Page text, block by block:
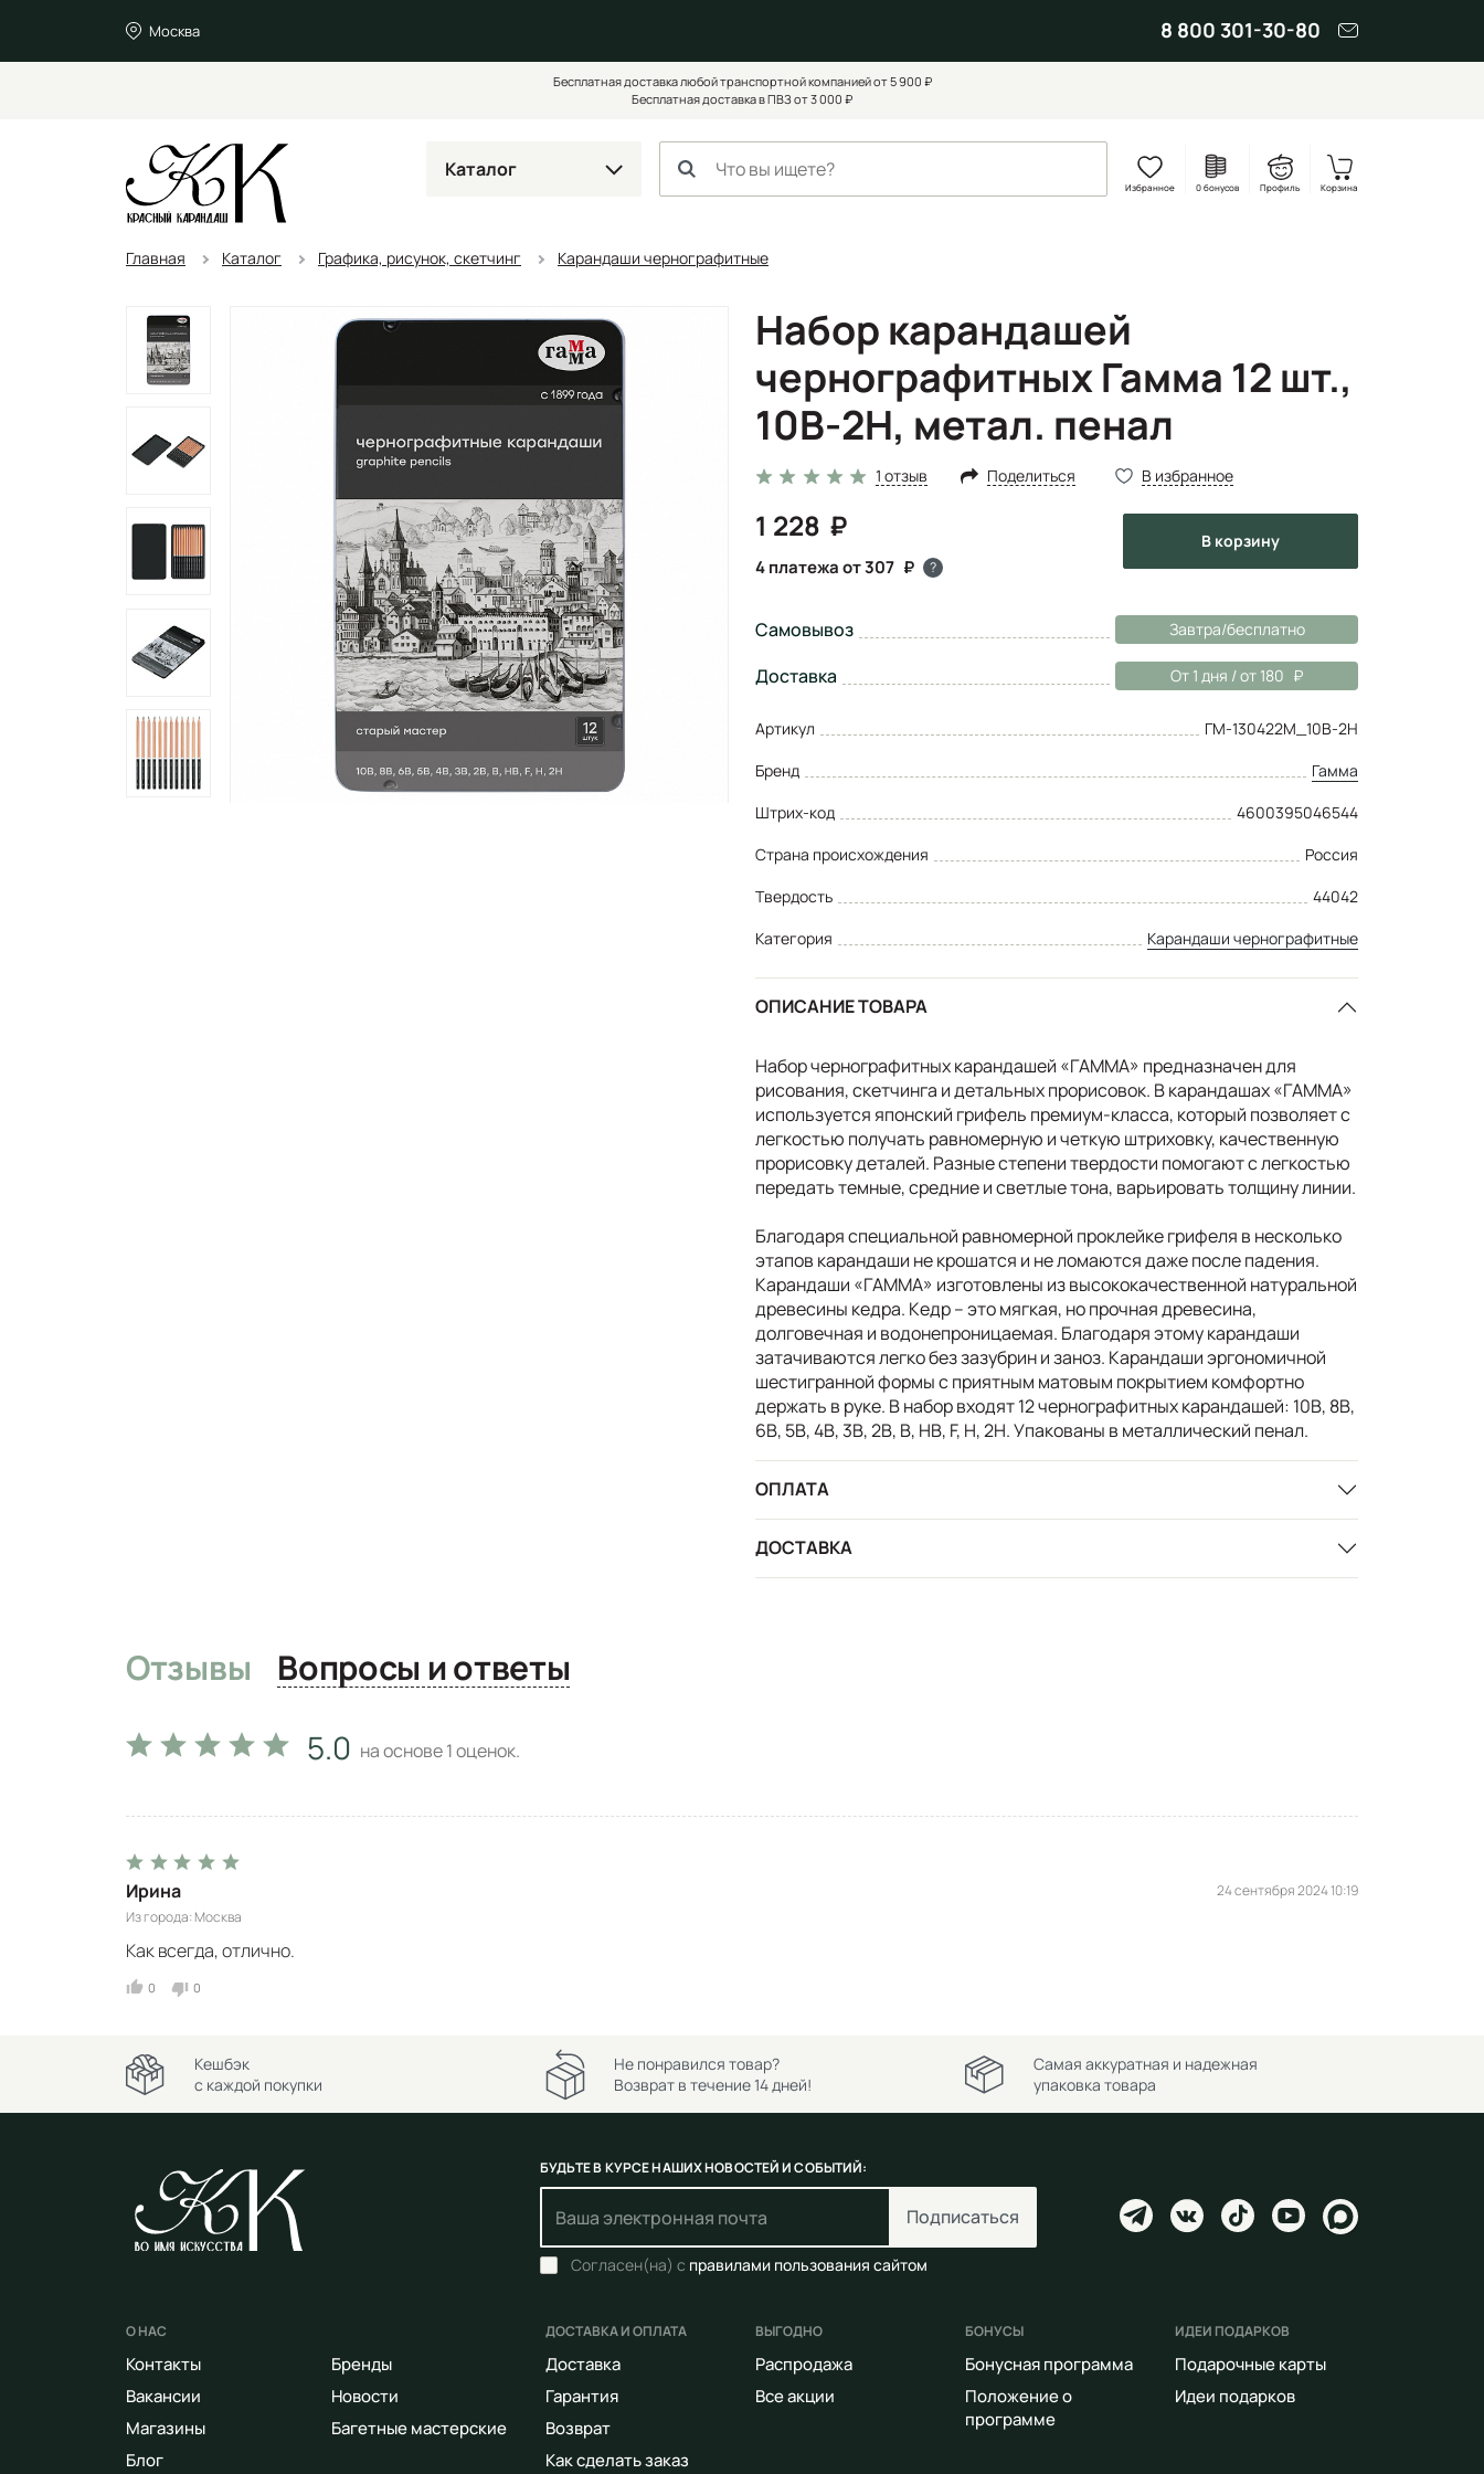
Москва 8 800 301-30-80
Бесплатная доставка любой транспортной компанией от 5 900 ₽
Бесплатная доставка в ПВЗ от 3 000 ₽
Каталог
Избранное 0 бонусов Профиль Корзина
Главная Каталог Графика, рисунок, скетчинг Карандаши чернографитные
Набор карандашей
чернографитных Гамма 12 шт.,
10B-2H, метал. пенал
1 отзыв Поделиться В избранное
1 228
4 платежа от 307 ?
в корзину
Самовывоз Завтра/бесплатно
Доставка От 1 дня / от 180
Артикул
ГМ-130422M_10B-2H
Бренд
Гамма
Штрих-код
4600395046544
Страна происхождения
Россия
Твердость
44042
Категория
Карандаши чернографитные
ОПИСАНИЕ ТОВАРА
Набор чернографитных карандашей «ГАММА» предназначен для
рисования, скетчинга и детальных прорисовок. В карандашах «ГАММА»
используется японский грифель премиум-класса, который позволяет с
легкостью получать равномерную и четкую штриховку, качественную
прорисовку деталей. Разные степени твердости помогают с легкостью
передать темные, средние и светлые тона, варьировать толщину линии.
Благодаря специальной равномерной проклейке грифеля в несколько
этапов карандаши не крошатся и не ломаются даже после падения.
Карандаши «ГАММА» изготовлены из высококачественной натуральной
древесины кедра. Кедр – это мягкая, но прочная древесина,
долговечная и водонепроницаемая. Благодаря этому карандаши
затачиваются легко без зазубрин и заноз. Карандаши эргономичной
шестигранной формы с приятным матовым покрытием комфортно
держать в руке. В набор входят 12 чернографитных карандашей: 10B, 8B,
6B, 5B, 4B, 3B, 2B, B, HB, F, H, 2H. Упакованы в металлический пенал.
ОПЛАТА
ДОСТАВКА
Отзывы Вопросы и ответы
5.0 на основе1оценок.
Ирина
Из города Москва
24 сентября 2024 10:19
Как всегда, отлично.
0 0
Кешбэк
с каждой покупки
Не понравился товар?
Возврат в течение 14 дней!
Самая аккуратная и надежная
упаковка товара
БУДЬТЕ В КУРСЕ НАШИХ НОВОСТЕЙ И СОБЫТИЙ:
Подписаться
Согласен(на) с правилами пользования сайтом
О НАС
Контакты
Вакансии
Магазины
Блог
Бренды
Новости
Багетные мастерские
ДОСТАВКА И ОПЛАТА
Доставка
Гарантия
Возврат
Как сделать заказ
ВЫГОДНО
Распродажа
Все акции
БОНУСЫ
Бонусная программа
Положение о
программе
ИДЕИ ПОДАРКОВ
Подарочные карты
Идеи подарков